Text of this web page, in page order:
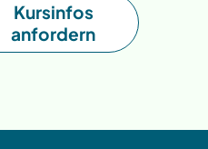
Kursinfos
anfordern